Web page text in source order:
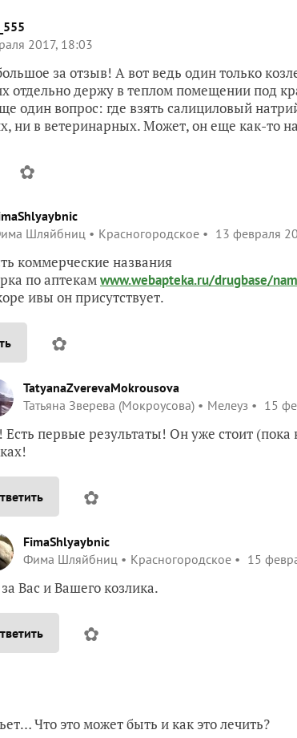
2017, 18:03
за отзыв! А вот ведь один только
отдельно держу в теплом помещении под
один вопрос: где взять салициловый
ни в ветеринарных. Может, он еще как-то
✿
Шляйбниц
Красногородское 13 февраля
коммерческие названия
по аптекамwww.webapteka.ru/drugbase/
ивы он присутствует.
✿
TatyanaZverevaMokrousova
Татьяна Зверева (Мокроусова)
Мелеуз 15
Есть первые результаты! Он уже стоит (пока
✿
FimaShlyaybnic
Фима Шляйбниц
Красногородское 15
Вас и Вашего козлика.
✿
Что это может быть и как это лечить?